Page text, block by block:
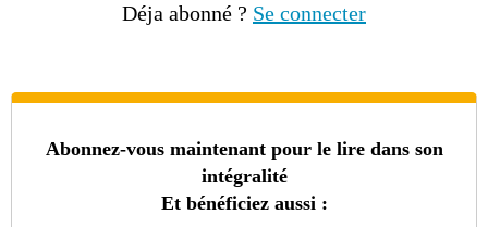
Déja abonné ? Se connecter
Abonnez-vous maintenant pour le lire dans son
intégralité
Et bénéficiez aussi :